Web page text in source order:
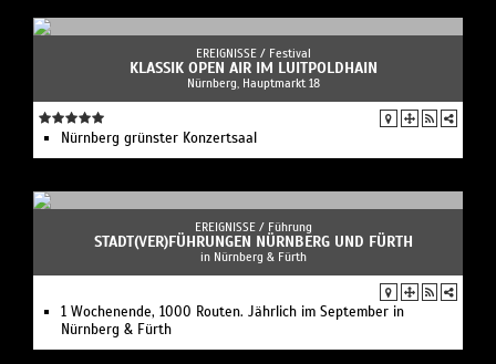
EREIGNISSE / Festival
KLASSIK OPEN AIR IM LUITPOLDHAIN
Nürnberg, Hauptmarkt 18
Nürnberg grünster Konzertsaal
EREIGNISSE / Führung
STADT(VER)­FÜHRUNGEN NÜRNBERG UND FÜRTH
in Nürnberg & Fürth
1 Wochenende, 1000 Routen. Jährlich im September in
Nürnberg & Fürth